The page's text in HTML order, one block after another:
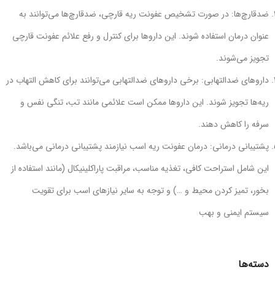
ضدقارچ‌ها: در صورت تشخیص عفونت ریه قارچی، ضدقارچ‌ها می‌توانند به
عنوان درمان استفاده شوند. این داروها برای کنترل و رفع علائم عفونت قارچی
تجویز می‌شوند.
داروهای ضدالتهابی: برخی داروهای ضدالتهابی می‌توانند برای کاهش التهاب در
ریه‌ها تجویز شوند. این داروها ممکن است علائمی مانند تب، تنگی نفس و
سرفه را کاهش دهند.
پشتیبانی درمانی: درمان عفونت ریه اسب نیازمند پشتیبانی درمانی می‌باشد.
این شامل استراحت کافی، تغذیه مناسب، مراقبت پاراکلینیکال (مانند استفاده از
بخور، تمیز کردن محیط و …) و توجه به سایر نیازهای اسب برای تقویت
سیستم ایمنی و بهب
دسته‌ها